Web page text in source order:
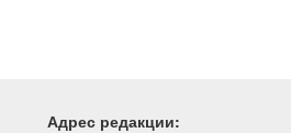
Адрес редакции: